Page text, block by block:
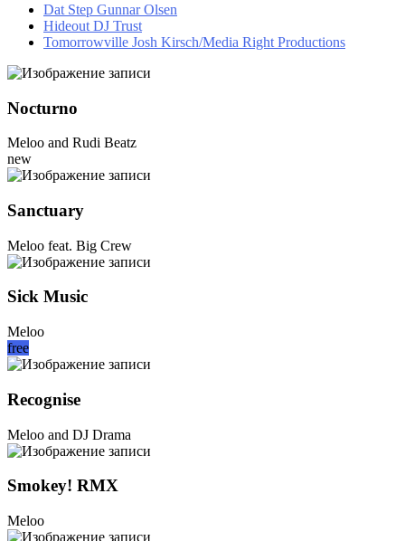
Dat Step Gunnar Olsen
Hideout DJ Trust
Tomorrowville Josh Kirsch/Media Right Productions
Nocturno
Meloo and Rudi Beatz
new
Sanctuary
Meloo feat. Big Crew
Sick Music
Meloo
free
Recognise
Meloo and DJ Drama
Smokey! RMX
Meloo